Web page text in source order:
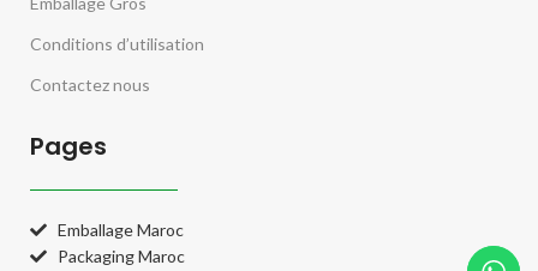
Conditions d’utilisation
Contactez nous
Pages
Emballage Maroc
Packaging Maroc